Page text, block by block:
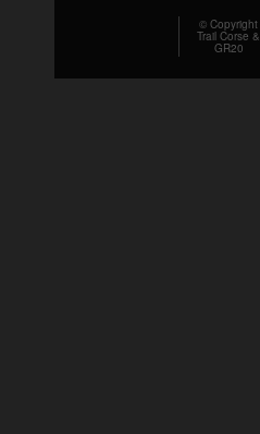
© Copyright
Trail Corse &
GR20